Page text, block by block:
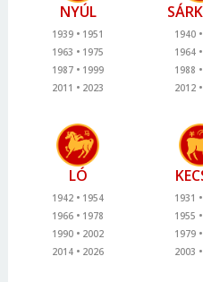
NYÚL
1939
1951
1963
1975
1987
1999
2011
2023
1940
1964
1988
2012
LÓ
1942
1954
1966
1978
1990
2002
2014
2026
1931
1955
1979
2003